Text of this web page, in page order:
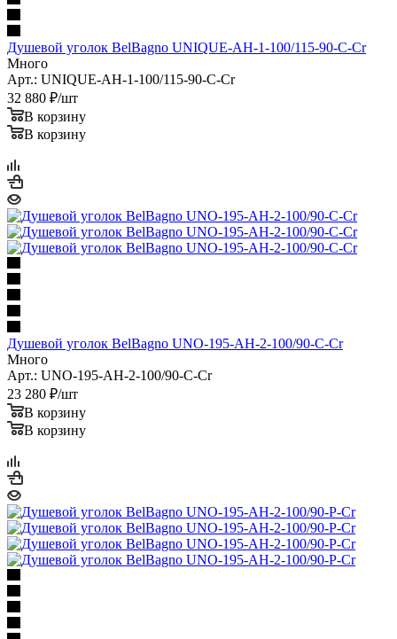
Душевой уголок BelBagno UNIQUE-AH-1-100/115-90-C-Cr
Много
Арт.: UNIQUE-AH-1-100/115-90-C-Cr
32 880
В корзину
Душевой уголок BelBagno UNO-195-AH-2-100/90-C-Cr
Много
Арт.: UNO-195-AH-2-100/90-C-Cr
23 280
В корзину